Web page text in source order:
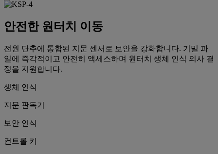
안전한 원터치 이동
전원 단추에 통합된 지문 센서로 보안을 강화합니다. 기밀 파
일에 즉각적이고 안전히 액세스하며 원터치 생체 인식 의사 결
정을 지원합니다.
생체 인식
지문 판독기
보안 인식
컨트롤 키